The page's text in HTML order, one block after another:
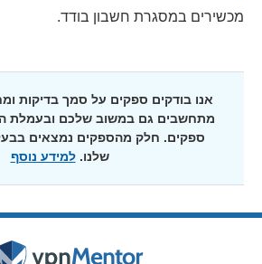
מכשירים במסגרת חשבון בודד.
אנו בודקים ספקים על סמך בדיקות
מתחשבים גם במשוב שלכם ובעמלת
ספקים. חלק מהספקים נמצאים
שלנו.למידע נוסף